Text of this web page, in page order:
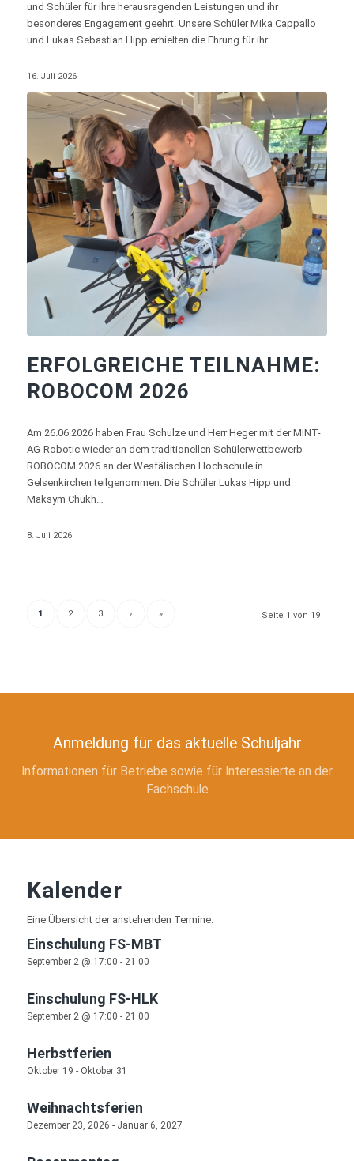
und Schüler für ihre herausragenden Leistungen und ihr
besonderes Engagement geehrt. Unsere Schüler Mika Cappallo
und Lukas Sebastian Hipp erhielten die Ehrung für ihr…
16. Juli 2026
ERFOLGREICHE TEILNAHME:
ROBOCOM 2026
Am 26.06.2026 haben Frau Schulze und Herr Heger mit der MINT-
AG-Robotic wieder an dem traditionellen Schülerwettbewerb
ROBOCOM 2026 an der Wesfälischen Hochschule in
Gelsenkirchen teilgenommen. Die Schüler Lukas Hipp und
Maksym Chukh…
8. Juli 2026
Seite 1 von 19
1 2 3 › »
Anmeldung für das aktuelle Schuljahr
Informationen für Betriebe sowie für Interessierte an der
Fachschule
Kalender
Eine Übersicht der anstehenden Termine.
Einschulung FS-MBT
September 2 @ 17:00 - 21:00
Einschulung FS-HLK
September 2 @ 17:00 - 21:00
Herbstferien
Oktober 19 - Oktober 31
Weihnachtsferien
Dezember 23, 2026 - Januar 6, 2027